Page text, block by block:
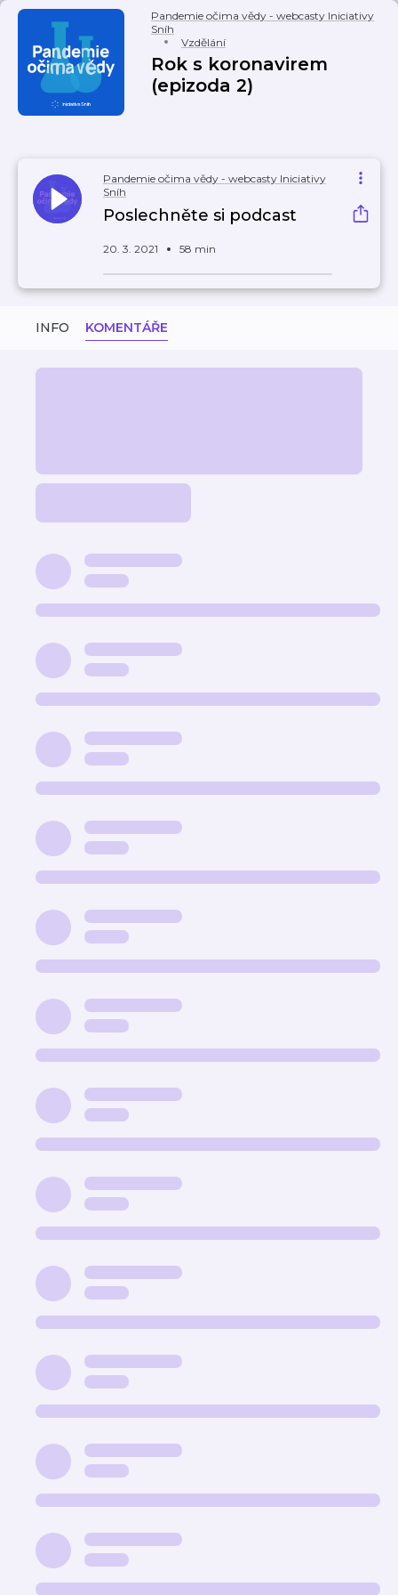
Pandemie očima vědy - webcasty Iniciativy
Sníh
Vzdělání
Rok s koronavirem
(epizoda 2)
Pandemie očima vědy - webcasty Iniciativy
Sníh
Poslechněte si podcast
20. 3. 2021 58 min
INFO KOMENTÁŘE